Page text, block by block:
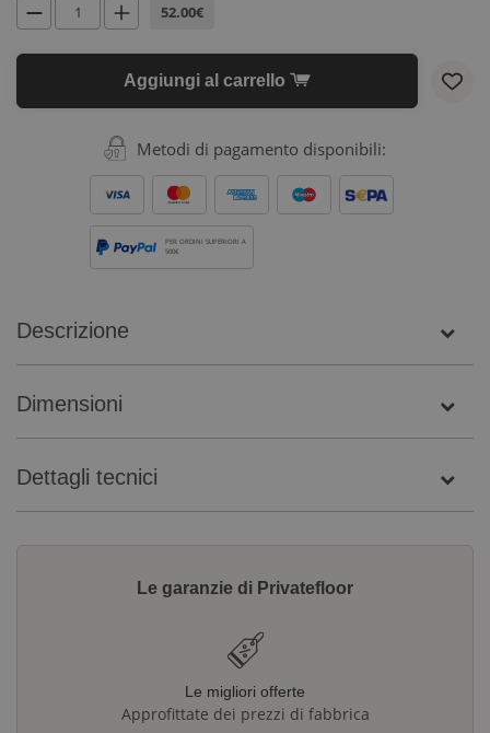
52.00€
Aggiungi al carrello
Metodi di pagamento disponibili:
PER ORDINI SUPERIORI A
500€
Descrizione
Dimensioni
Dettagli tecnici
Le garanzie di Privatefloor
Le migliori offerte
Approfittate dei prezzi di fabbrica